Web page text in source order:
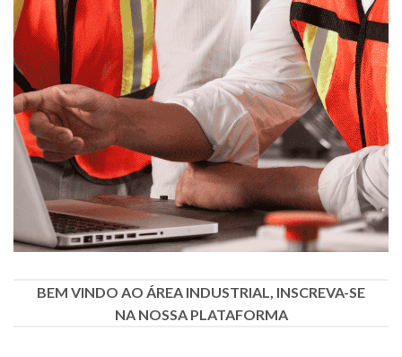
BEM VINDO AO ÁREA INDUSTRIAL, INSCREVA-SE
NA NOSSA PLATAFORMA